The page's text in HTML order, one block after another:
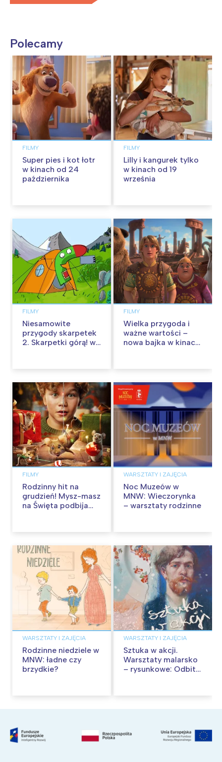
Polecamy
FILMY
Super pies i kot łotr
w kinach od 24
października
FILMY
Lilly i kangurek tylko
w kinach od 19
września
FILMY
Niesamowite
przygody skarpetek
2. Skarpetki górą! w
FILMY
Wielka przygoda i
ważne wartości –
nowa bajka w kinach
FILMY
Rodzinny hit na
grudzień! Mysz-masz
na Święta podbija
WARSZTATY I ZAJĘCIA
Noc Muzeów w
MNW: Wieczorynka
– warsztaty rodzinne
WARSZTATY I ZAJĘCIA
Rodzinne niedziele w
MNW: ładne czy
brzydkie?
WARSZTATY I ZAJĘCIA
Sztuka w akcji.
Warsztaty malarsko
– rysunkowe: Odbite